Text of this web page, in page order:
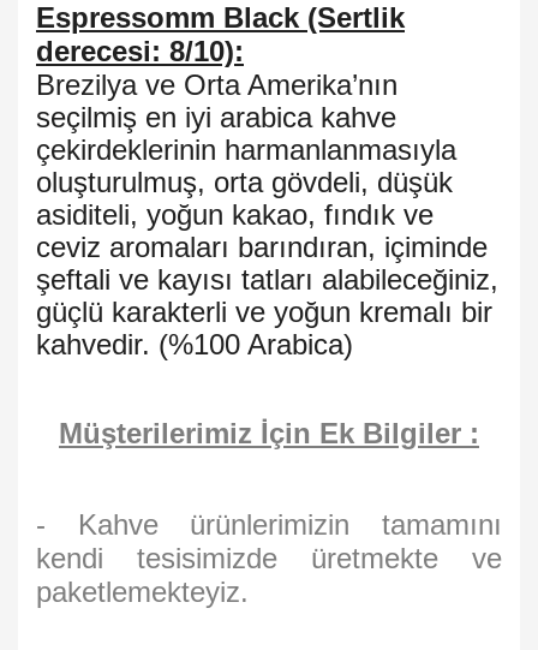
Espressomm Black (Sertlik
derecesi: 8/10):
Brezilya ve Orta Amerika’nın
seçilmiş en iyi arabica kahve
çekirdeklerinin harmanlanmasıyla
oluşturulmuş, orta gövdeli, düşük
asiditeli, yoğun kakao, fındık ve
ceviz aromaları barındıran, içiminde
şeftali ve kayısı tatları alabileceğiniz,
güçlü karakterli ve yoğun kremalı bir
kahvedir. (%100 Arabica)
Müşterilerimiz İçin Ek Bilgiler :
- Kahve ürünlerimizin tamamını
kendi tesisimizde üretmekte ve
paketlemekteyiz.